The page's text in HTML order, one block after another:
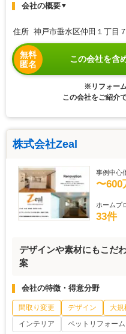
会社の概要▼
住所 神戸市垂水区仲田１丁目
無料
匿名
この会社を含
※リフォー
この会社をご紹介
株式会社Zeal
事例中心
〜600
ホームプ
33件
デザインや素材にもこだ
案
会社の特徴・得意分野
間取り変更 デザイン 大規
インテリア
ペットリフォーム